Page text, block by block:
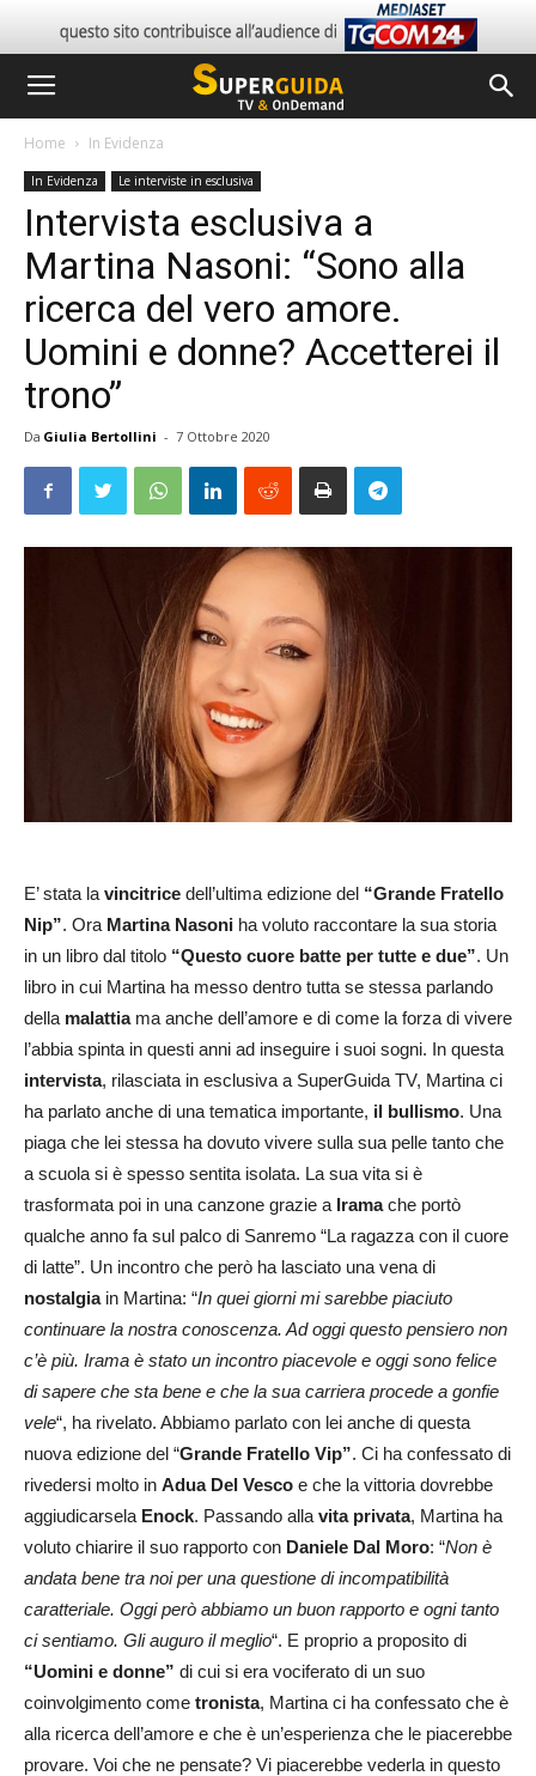
Home In Evidenza
In Evidenza Le interviste in esclusiva
Intervista esclusiva a
Martina Nasoni: “Sono alla
ricerca del vero amore.
Uomini e donne? Accetterei il
trono”
Da Giulia Bertollini - 7 Ottobre 2020
E’ stata la vincitrice dell’ultima edizione del “Grande Fratello
Nip”. Ora Martina Nasoni ha voluto raccontare la sua storia
in un libro dal titolo “Questo cuore batte per tutte e due”. Un
libro in cui Martina ha messo dentro tutta se stessa parlando
della malattiama anche dell’amore e di come la forza di vivere
l’abbia spinta in questi anni ad inseguire i suoi sogni. In questa
intervista, rilasciata in esclusiva a SuperGuida TV, Martina ci
ha parlato anche di una tematica importante, il bullismo. Una
piaga che lei stessa ha dovuto vivere sulla sua pelle tanto che
a scuola si è spesso sentita isolata. La sua vita si è
trasformata poi in una canzone grazie a Iramache portò
qualche anno fa sul palco di Sanremo “La ragazza con il cuore
di latte”. Un incontro che però ha lasciato una vena di
nostalgiain Martina: “In quei giorni mi sarebbe piaciuto
continuare la nostra conoscenza. Ad oggi questo pensiero non
c’è più. Irama è stato un incontro piacevole e oggi sono felice
di sapere che sta bene e che la sua carriera procede a gonfie
vele“, ha rivelato. Abbiamo parlato con lei anche di questa
nuova edizione del “Grande Fratello Vip”. Ci ha confessato di
rivedersi molto in Adua Del Vesco e che la vittoria dovrebbe
aggiudicarsela Enock. Passando alla vita privata, Martina ha
voluto chiarire il suo rapporto con Daniele Dal Moro: “Non è
andata bene tra noi per una questione di incompatibilità
caratteriale. Oggi però abbiamo un buon rapporto e ogni tanto
ci sentiamo. Gli auguro il meglio“. E proprio a proposito di
“Uomini e donne” di cui si era vociferato di un suo
coinvolgimento come tronista, Martina ci ha confessato che è
alla ricerca dell’amore e che è un’esperienza che le piacerebbe
provare. Voi che ne pensate? Vi piacerebbe vederla in questo